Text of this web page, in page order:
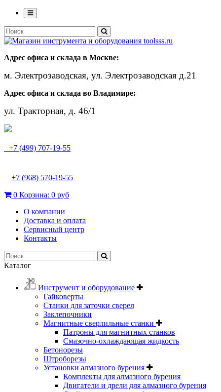
Адрес офиса и склада в Москве:
м. Электрозаводская, ул. Электрозаводская д.21
Адрес офиса и склада во Владимире:
ул. Тракторная, д. 46/1
+7 (499) 707-19-55
+7 (968) 570-19-55
0 Корзина: 0 руб
О компании
Доставка и оплата
Сервисный центр
Контакты
Каталог
Инструмент и оборудование
Гайковерты
Станки для заточки сверел
Заклепочники
Магнитные сверлильные станки
Патроны для магнитных станков
Смазочно-охлаждающая жидкость
Бетонорезы
Штроборезы
Установки алмазного бурения
Комплекты для алмазного бурения
Двигатели и дрели для алмазного бурения